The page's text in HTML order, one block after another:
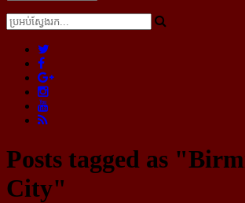
Posts tagged as
City"